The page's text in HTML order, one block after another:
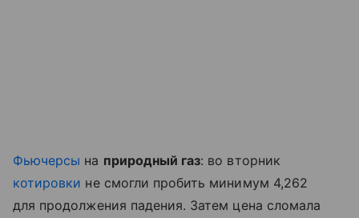
Фьючерсы на природный газ: во вторник
котировки не смогли пробить минимум 4,262
для продолжения падения. Затем цена сломала